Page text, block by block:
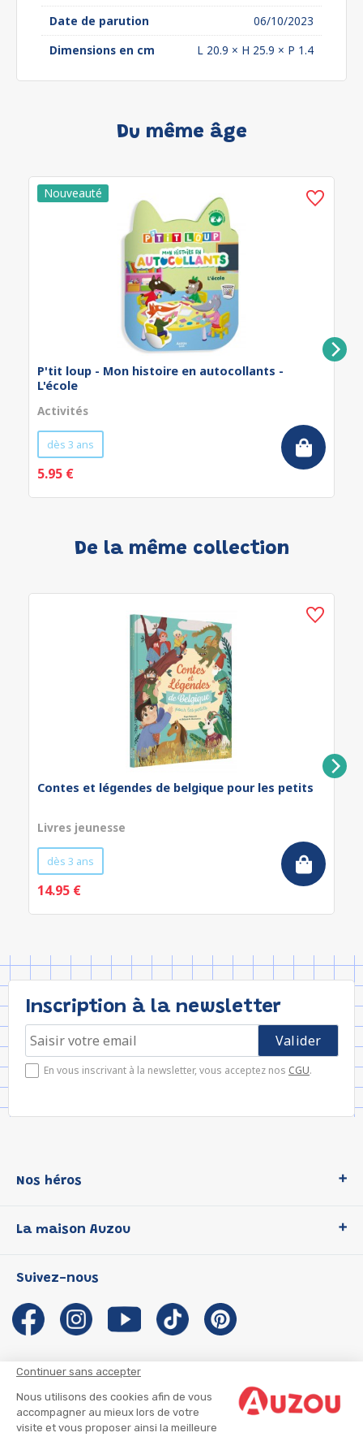
Continuer sans accepter
Nous utilisons des cookies afin de vous
accompagner au mieux lors de votre
visite et vous proposer ainsi la meilleure
Date de parution
06/10/2023
Dimensions en cm
L 20.9 × H 25.9 × P 1.4
Du même âge
P'tit loup - Mon histoire en autocollants -
L'école
Activités
dès 3 ans
5.95 €
De la même collection
Contes et légendes de belgique pour les petits
Livres jeunesse
dès 3 ans
14.95 €
Inscription à la newsletter
En vous inscrivant à la newsletter, vous acceptez nos CGU.
Nos héros
P'tit Loup
Les Influenceuses
Migali
Petite Taupe
La maison Auzou
Notre histoire
Auzou s'engage
Auteurs et illustrateurs Auzou
Suivre mon colis
Infos consommateur
Suivez-nous
CGU
CGV